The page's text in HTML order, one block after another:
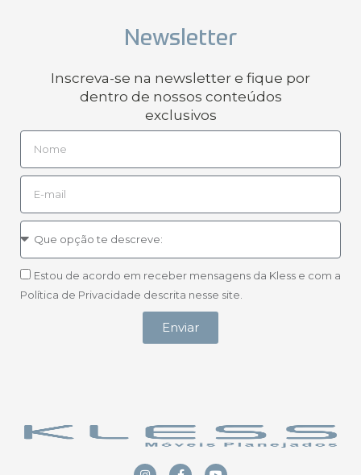
Newsletter
Inscreva-se na newsletter e fique por
dentro de nossos conteúdos
exclusivos
Estou de acordo em receber mensagens da Kless e com a
Política de Privacidade descrita nesse site.
Enviar